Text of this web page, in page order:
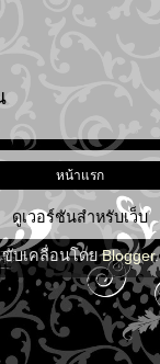
หน้าแรก
ดูเวอร์ชันสำหรับเว็บ
ขับเคลื่อนโดยBlogger.